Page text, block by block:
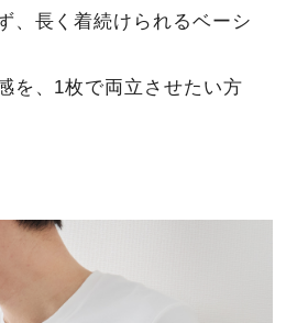
、長く着続けられるベーシ
を、1枚で両立させたい方